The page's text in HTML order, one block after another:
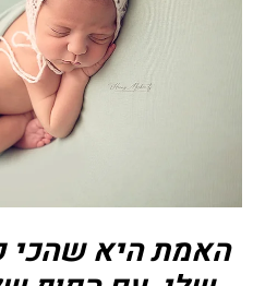
האמת היא שהכי